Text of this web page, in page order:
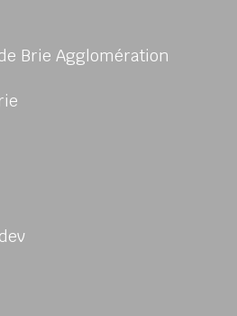
Brie Agglomération